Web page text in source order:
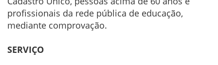
profissionais da rede pública de educação,
mediante comprovação.
SERVIÇO